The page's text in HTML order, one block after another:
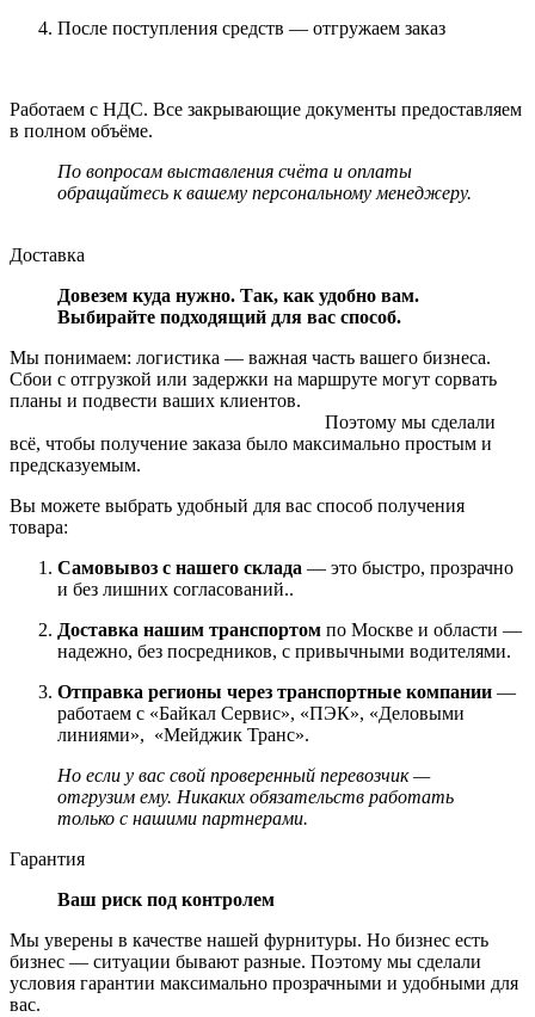
После поступления средств — отгружаем заказ
Работаем с НДС. Все закрывающие документы предоставляем
в полном объёме.
По вопросам выставления счёта и оплаты
обращайтесь к вашему персональному менеджеру.
Доставка
Довезем куда нужно. Так, как удобно вам.
Выбирайте подходящий для вас способ.
Мы понимаем: логистика — важная часть вашего бизнеса.
Сбои с отгрузкой или задержки на маршруте могут сорвать
планы и подвести ваших клиентов.
Поэтому мы сделали
всё, чтобы получение заказа было максимально простым и
предсказуемым.
Вы можете выбрать удобный для вас способ получения
товара:
Самовывоз с нашего склада — это быстро, прозрачно
и без лишних согласований..
Доставка нашим транспортом по Москве и области —
надежно, без посредников, с привычными водителями.
Отправка регионы через транспортные компании —
работаем с «Байкал Сервис», «ПЭК», «Деловыми
линиями», «Мейджик Транс».
Но если у вас свой проверенный перевозчик —
отгрузим ему. Никаких обязательств работать
только с нашими партнерами.
Гарантия
Ваш риск под контролем
Мы уверены в качестве нашей фурнитуры. Но бизнес есть
бизнес — ситуации бывают разные. Поэтому мы сделали
условия гарантии максимально прозрачными и удобными для
вас.